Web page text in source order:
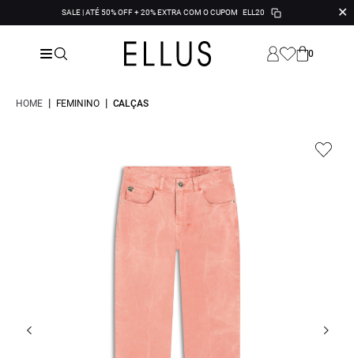
SALE | ATÉ 50% OFF + 20% EXTRA COM O CUPOM ELL20 ✕
0
HOME | FEMININO | CALÇAS